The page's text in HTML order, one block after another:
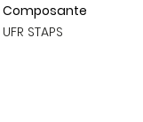
Composante
UFR STAPS